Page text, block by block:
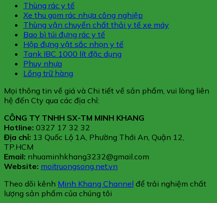
Thùng rác y tế
Xe thu gom rác nhựa công nghiệp
Thùng vận chuyển chất thải y tế xe máy
Bao bì túi đựng rác y tế
Hộp đựng vật sắc nhọn y tế
Tank IBC 1000 lít đặc dụng
Phuy nhựa
Lồng trữ hàng
Mọi thông tin về giá và Chi tiết về sản phẩm, vui lòng liên
hệ đến Cty qua các địa chỉ:
CÔNG TY TNHH SX-TM MINH KHANG
Hotline: 0327 17 32 32
Địa chỉ: 13 Quốc Lộ 1A, Phường Thới An, Quận 12,
TP.HCM
Email: nhuaminhkhang3232@gmail.com
Website: moitruongsong.net.vn
Theo dõi kênh Minh Khang Channel để trải nghiệm chất
lượng sản phẩm của chúng tôi